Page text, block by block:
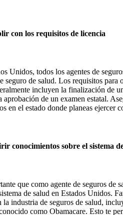
con los requisitos de licencia
Unidos, todos los agentes de
seguro de salud. Los requisitos para
incluyen la finalización de
aprobación de un examen estatal.
en el estado donde planeas ejercer
conocimientos sobre el sistema
que como agente de seguros de
de salud en Estados Unidos.
la industria de seguros de salud,
como Obamacare. Esto te